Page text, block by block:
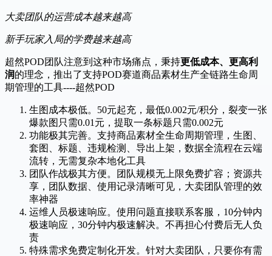
大卖团队的运营成本越来越高
新手玩家入局的学费越来越高
超然POD团队注意到这种市场痛点，秉持更低成本、更高利
润的理念，推出了支持POD赛道商品素材生产全链路生命周
期管理的工具----超然POD
生图成本极低。50元起充，最低0.002元/积分，裂变一张
爆款图只需0.01元，提取一条标题只需0.002元
功能极其完善。支持商品素材全生命周期管理，生图、
套图、标题、违规检测、导出上架，数据全流程在云端
流转，无需复杂本地化工具
团队作战极其方便。团队规模无上限免费扩容；资源共
享，团队数据、使用记录清晰可见，大卖团队管理的效
率神器
运维人员极速响应。使用问题直接联系客服，10分钟内
极速响应，30分钟内极速解决。不再担心付费后无人负
责
特殊需求免费定制化开发。针对大卖团队，只要你有需